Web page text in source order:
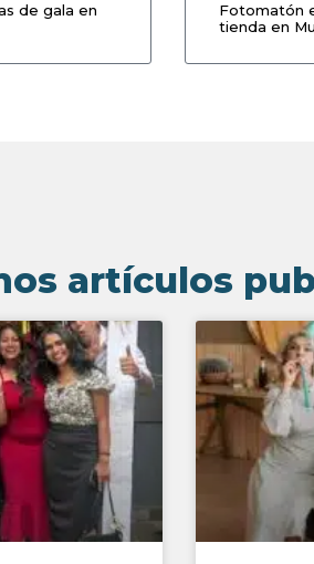
de gala en
Fotomatón
tienda en
artículos